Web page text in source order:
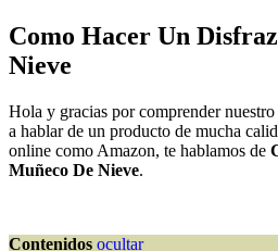
Como Hacer Un
Nieve
Hola y gracias por comprender
a hablar de un producto de mucha
online como Amazon, te hablamos de
Muñeco De Nieve.
Contenidos ocultar